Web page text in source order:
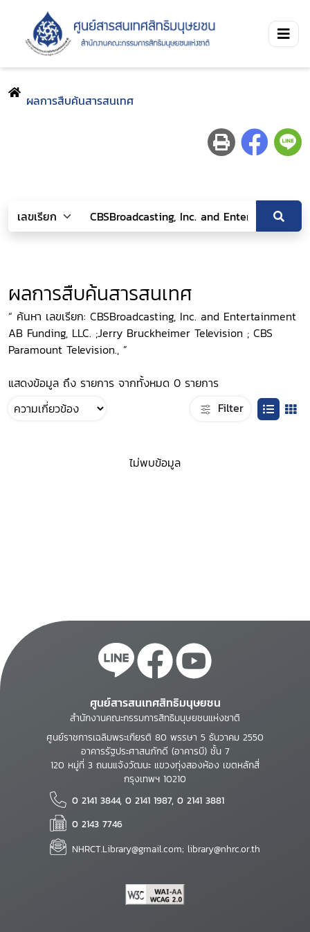
ผลการสืบค้นสารสนเทศ
ผลการสืบค้นสารสนเทศ
“ ค้นหา เลขเรียก: CBSBroadcasting, Inc. and Entertainment
AB Funding, LLC. ;Jerry Bruckheimer Television ; CBS
Paramount Television., ”
แสดงข้อมูล ถึง รายการ จากทั้งหมด 0 รายการ
Filter
ไม่พบข้อมูล
ศูนย์สารสนเทศสิทธิมนุษยชน
สำนักงานคณะกรรมการสิทธิมนุษยชนแห่งชาติ
ศูนย์ราชการเฉลิมพระเกียรติ 80 พรรษา 5 ธันวาคม 2550
อาคารรัฐประศาสนภักดี (อาคารบี) ชั้น 7
120 หมู่ที่ 3 ถนนแจ้งวัฒนะ แขวงทุ่งสองห้อง เขตหลักสี่
กรุงเทพฯ 10210
0 2141 3844, 0 2141 1987, 0 2141 3881
0 2143 7746
NHRCT.Library@gmail.com; library@nhrc.or.th